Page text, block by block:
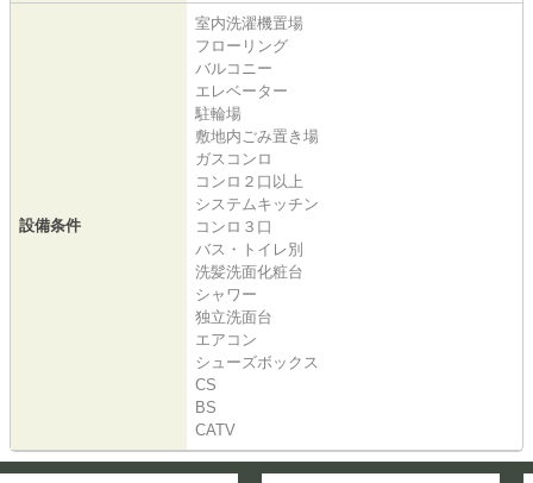
設備条件
室内洗濯機置場
フローリング
バルコニー
エレベーター
駐輪場
敷地内ごみ置き場
ガスコンロ
コンロ２口以上
システムキッチン
コンロ３口
バス・トイレ別
洗髪洗面化粧台
シャワー
独立洗面台
エアコン
シューズボックス
CS
BS
CATV